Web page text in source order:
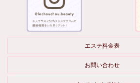
エステ料金表
お問い合わせ